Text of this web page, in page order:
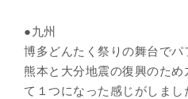
●九州
博多どんたく祭りの舞台でパ
熊本と大分地震の復興のた
て１つになった感じがしまし